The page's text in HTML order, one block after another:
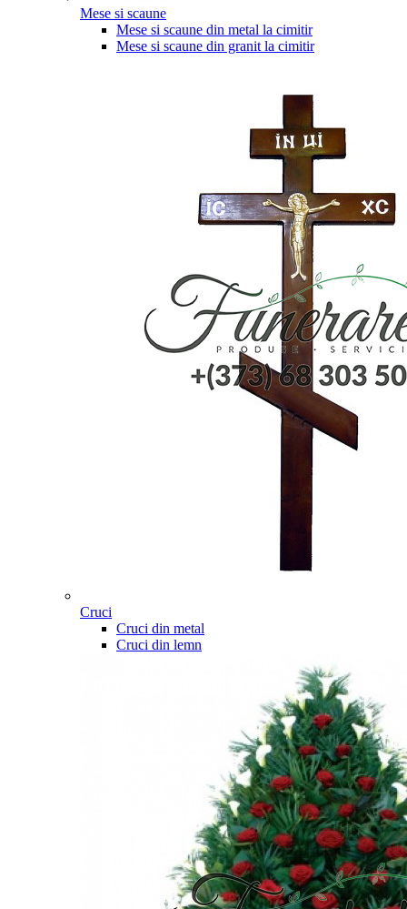
Mese si scaune
Mese si scaune din metal la cimitir
Mese si scaune din granit la cimitir
Cruci
Cruci din metal
Cruci din lemn